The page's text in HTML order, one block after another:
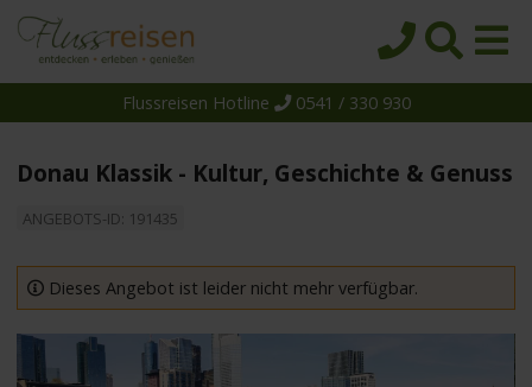
Reedereien
Schiffe
Über uns
Flussreisen Hotline 0541 / 330 930
Donau Klassik - Kultur, Geschichte & Genuss
ANGEBOTS-ID: 191435
Dieses Angebot ist leider nicht mehr verfügbar.